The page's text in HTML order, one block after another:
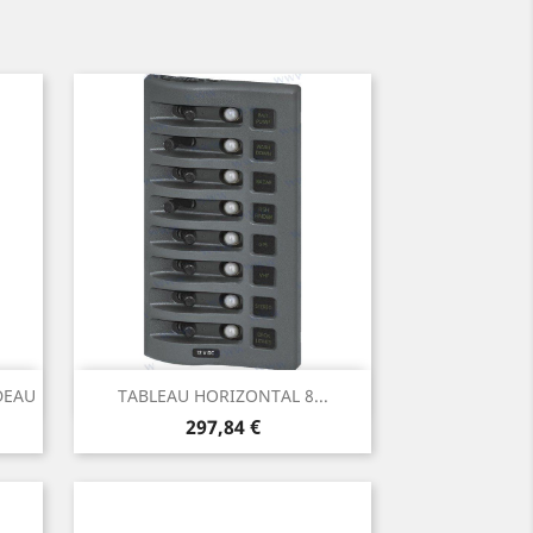
TABLEAU HORIZONTAL 8...
Prix
297,84 €
Aperçu rapide